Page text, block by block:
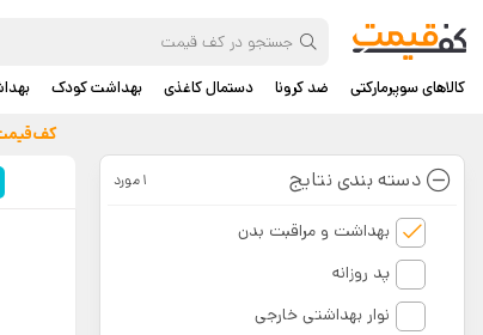
کالاهای سوپرمارکتی ضد کرونا دستمال کاغذی بهداشت کودک
دسته بندی نتایج 1مورد
بهداشت و مراقبت بدن
پد روزانه
نوار بهداشتی خارجی